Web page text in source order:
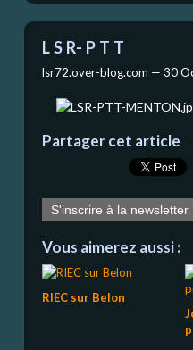
L S R- P T T
lsr72.over-blog.com — 30
Partager cet article
S'inscrire à la newsletter
Vous aimerez aussi :
RIEC sur Belon